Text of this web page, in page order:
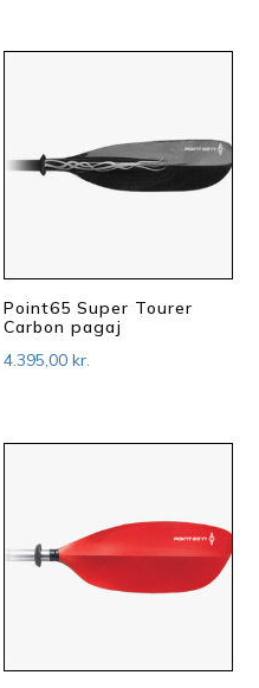
Point65 Super Tourer
Carbon pagaj
4.395,00kr.